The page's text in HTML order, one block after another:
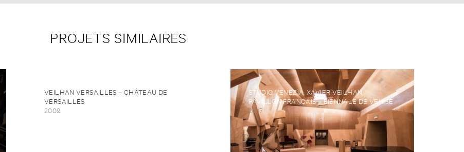
PROJETS SIMILAIRES
VEILHAN VERSAILLES – CHÂTEAU DE
VERSAILLES
2009
STUDIO VENEZIA, XAVIER VEILHAN,
PAVILLON FRANÇAIS – BIENNALE DE VENISE
2017